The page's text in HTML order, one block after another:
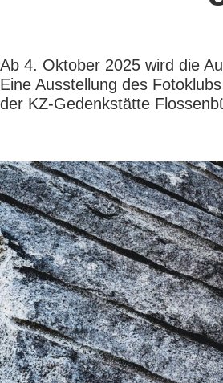
Ab 4. Oktober 2025 wird die
Eine Ausstellung des
der KZ-Gedenkstätte